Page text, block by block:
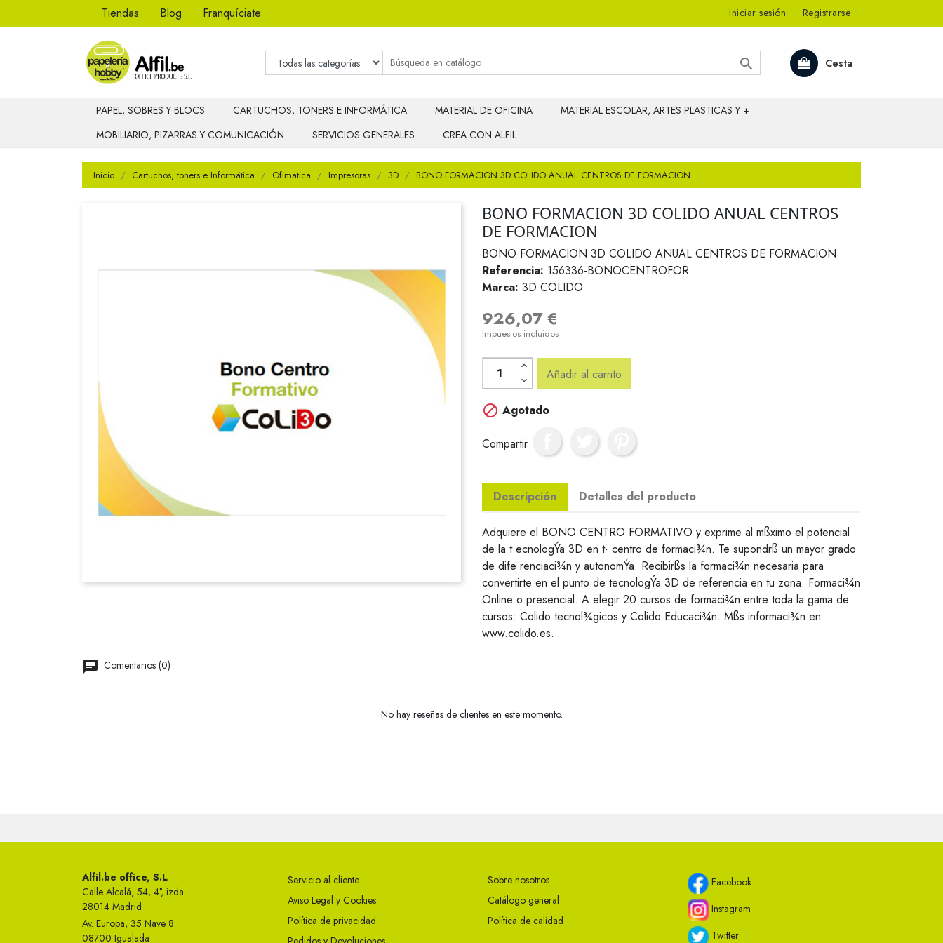
Tiendas Blog Franquíciate Iniciar sesión · Registrarse
Cesta

PAPEL, SOBRES Y BLOCS CARTUCHOS, TONERS E INFORMÁTICA MATERIAL DE OFICINA
MATERIAL ESCOLAR, ARTES PLASTICAS Y +
MOBILIARIO, PIZARRAS Y COMUNICACIÓN
SERVICIOS GENERALES CREA CON ALFIL
Inicio Cartuchos, toners e Informática Ofimatica Impresoras 3D BONO FORMACION 3D COLIDO ANUAL CENTROS DE FORMACION
BONO FORMACION 3D COLIDO ANUAL CENTROS
DE FORMACION
BONO FORMACION 3D COLIDO ANUAL CENTROS DE FORMACION
Referencia: 156336-BONOCENTROFOR
Marca: 3D COLIDO
926,07 €
Impuestos incluidos
Añadir al carrito
 Agotado
Compartir
Descripción Detalles del producto
Adquiere el BONO CENTRO FORMATIVO y exprime al mßximo el potencial
de la t ecnologÝa 3D en t· centro de formaci¾n. Te supondrß un mayor grado
de dife renciaci¾n y autonomÝa. Recibirßs la formaci¾n necesaria para
convertirte en el punto de tecnologÝa 3D de referencia en tu zona. Formaci¾n
Online o presencial. A elegir 20 cursos de formaci¾n entre toda la gama de
cursos: Colido tecnol¾gicos y Colido Educaci¾n. Mßs informaci¾n en
www.colido.es.
Comentarios (0)
No hay reseñas de clientes en este momento.
Alfil.be office, S.L
Calle Alcalá, 54, 4°, izda.
28014 Madrid
Av. Europa, 35 Nave 8
08700 Igualada
Servicio al cliente
Aviso Legal y Cookies
Política de privacidad
Sobre nosotros
Catálogo general
Política de calidad
Facebook
Instagram
Twitter